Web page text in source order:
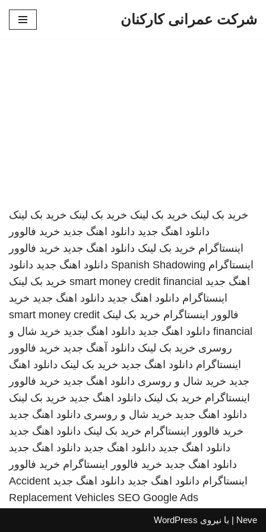
شرکت عمرانی کارکنان
خرید بک لینک خرید بک لینک خرید بک لینک خرید بک لینک
دانلود اهنگ جدید دانلود اهنگ جدید خرید فالوور
اینستاگرام خرید بک لینک دانلود اهنگ جدید خرید فالوور
اینستاگرام Spanish Shadowing دانلود اهنگ جدید دانلود
اهنگ جدید smart money credit financial خرید بک لینک
اینستاگرام دانلود اهنگ جدید دانلود اهنگ جدید خرید
فالوور اینستاگرام خرید بک لینک smart money credit
financial دانلود اهنگ جدید دانلود اهنگ جدید خرید شال و
روسری خرید بک لینک دانلود آهنگ جدید خرید فالوور
اینستاگرام دانلود اهنگ جدید خرید بک لینک دانلود اهنگ
جدید خرید شال و روسری دانلود اهنگ جدید خرید فالوور
اینستاگرام خرید بک لینک دانلود اهنگ جدید خرید بک لینک
دانلود اهنگ جدید خرید شال و روسری دانلود اهنگ جدید
خرید فالوور اینستاگرام خرید بک لینک دانلود اهنگ جدید
دانلود اهنگ جدید دانلود اهنگ جدید دانلود اهنگ جدید
دانلود اهنگ جدید خرید فالوور اینستاگرام خرید فالوور
اینستاگرام دانلود اهنگ جدید دانلود اهنگ جدید Accident
Replacement Vehicles SEO Google Ads
Neve | با نیروی WordPress